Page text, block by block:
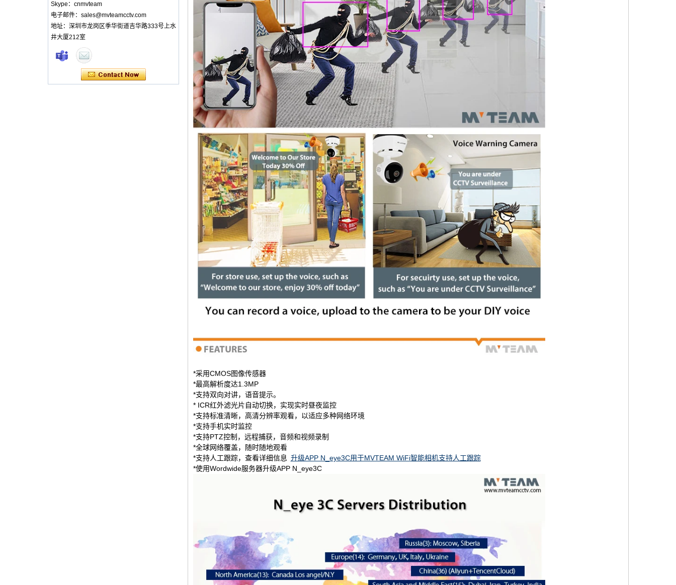
Skype：cnmvteam
电子邮件：sales@mvteamcctv.com
地址：深圳市龙岗区季华街道吉华路333号上水
井大厦212室
*采用CMOS图像传感器
*最高解析度达1.3MP
*支持双向对讲，语音提示。
* ICR红外滤光片自动切换，实现实时昼夜监控
*支持标准清晰，高清分辨率观看，以适应多种网络环境
*支持手机实时监控
*支持PTZ控制，远程捕获，音频和视频录制
*全球网络覆盖，随时随地观看
*支持人工跟踪，查看详细信息 升级APP N_eye3C用于MVTEAM WiFi智能相机支持人工跟踪
*使用Wordwide服务器升级APP N_eye3C